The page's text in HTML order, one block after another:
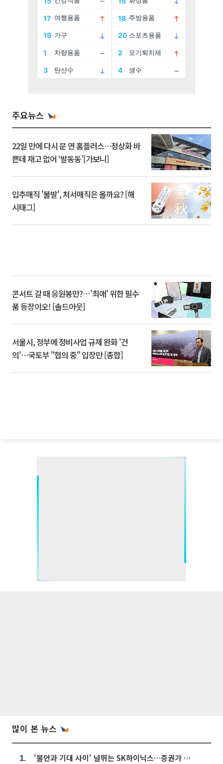
주요뉴스
22일 만에 다시 문 연 홈플러스…정상화 바
쁜데 재고 없어 ‘발동동’[가보니]
입추매직 '불발', 처서매직은 올까요? [해
시태그]
콘서트 갈 때 응원봉만?⋯'최애' 위한 필수
품 등장이오! [솔드아웃]
서울시, 정부에 정비사업 규제 완화 '건
의'⋯국토부 "협의 중" 입장만 [종합]
많이 본 뉴스
1. '불안과 기대 사이' 널뛰는 SK하이닉스…증권가 "HBM4·LTA 기반 펀터멘털 견고"